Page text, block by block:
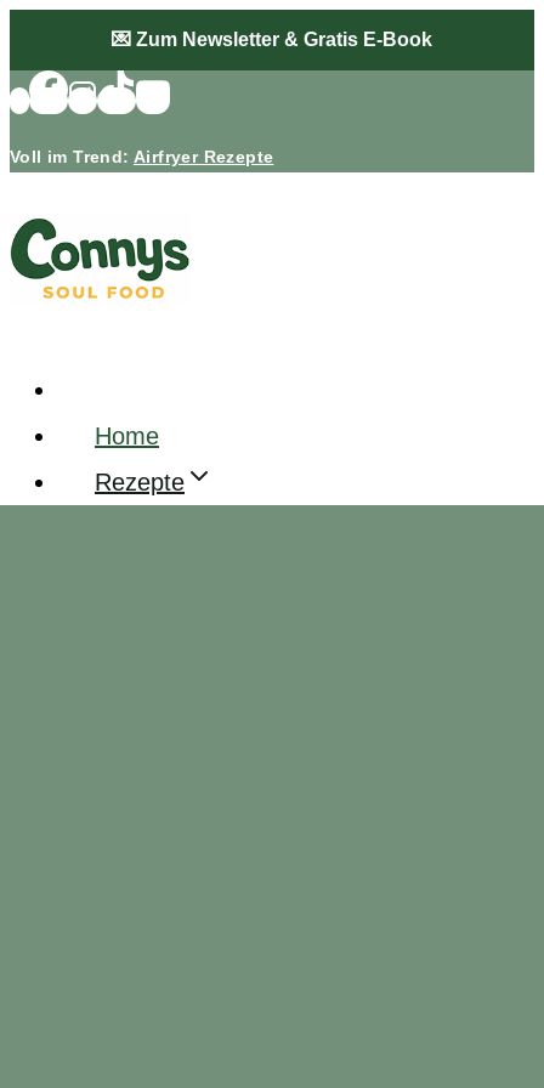
Inhalt
💌 Zum Newsletter & Gratis E-Book
Voll im Trend: Airfryer Rezepte
Home
Rezepte